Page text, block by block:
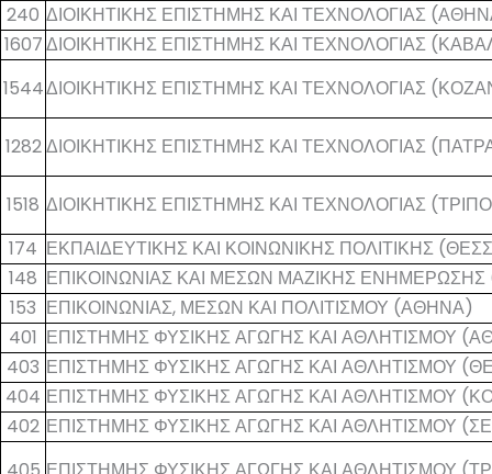
240 ΔΙΟΙΚΗΤΙΚΗΣ ΕΠΙΣΤΗΜΗΣ ΚΑΙ ΤΕΧΝΟΛΟΓΙΑΣ
1607ΔΙΟΙΚΗΤΙΚΗΣ ΕΠΙΣΤΗΜΗΣ ΚΑΙ ΤΕΧΝΟΛΟΓΙΑΣ
1544ΔΙΟΙΚΗΤΙΚΗΣ ΕΠΙΣΤΗΜΗΣ ΚΑΙ ΤΕΧΝΟΛΟΓΙΑΣ
1282ΔΙΟΙΚΗΤΙΚΗΣ ΕΠΙΣΤΗΜΗΣ ΚΑΙ ΤΕΧΝΟΛΟΓΙΑΣ
1518 ΔΙΟΙΚΗΤΙΚΗΣ ΕΠΙΣΤΗΜΗΣ ΚΑΙ ΤΕΧΝΟΛΟΓΙΑΣ
174 ΕΚΠΑΙΔΕΥΤΙΚΗΣ ΚΑΙ ΚΟΙΝΩΝΙΚΗΣ ΠΟΛΙΤΙΚΗΣ
148 ΕΠΙΚΟΙΝΩΝΙΑΣ ΚΑΙ ΜΕΣΩΝ ΜΑΖΙΚΗΣ
153 ΕΠΙΚΟΙΝΩΝΙΑΣ, ΜΕΣΩΝ ΚΑΙ ΠΟΛΙΤΙΣΜΟΥ (ΑΘΗΝΑ)
401 ΕΠΙΣΤΗΜΗΣ ΦΥΣΙΚΗΣ ΑΓΩΓΗΣ ΚΑΙ ΑΘΛΗΤΙΣΜΟΥ
403 ΕΠΙΣΤΗΜΗΣ ΦΥΣΙΚΗΣ ΑΓΩΓΗΣ ΚΑΙ ΑΘΛΗΤΙΣΜΟΥ
404 ΕΠΙΣΤΗΜΗΣ ΦΥΣΙΚΗΣ ΑΓΩΓΗΣ ΚΑΙ ΑΘΛΗΤΙΣΜΟΥ
402 ΕΠΙΣΤΗΜΗΣ ΦΥΣΙΚΗΣ ΑΓΩΓΗΣ ΚΑΙ ΑΘΛΗΤΙΣΜΟΥ